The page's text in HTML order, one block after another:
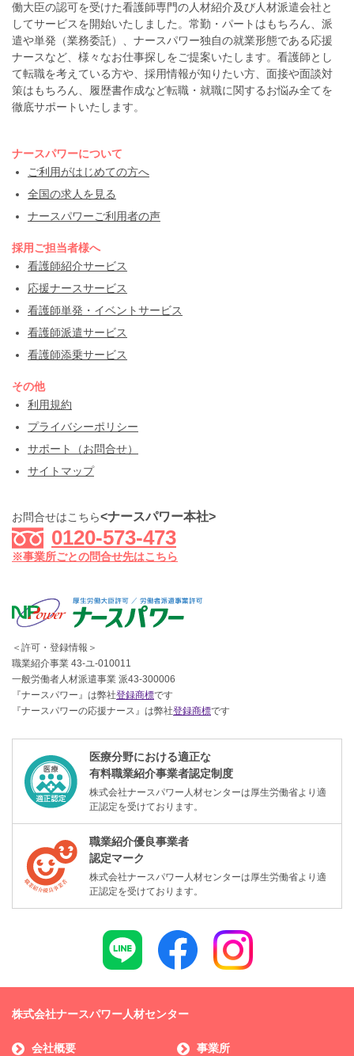
働大臣の認可を受けた看護師専門の人材紹介及び人材派遣会社と
してサービスを開始いたしました。常勤・パートはもちろん、派
遣や単発（業務委託）、ナースパワー独自の就業形態である応援
ナースなど、様々なお仕事探しをご提案いたします。看護師とし
て転職を考えている方や、採用情報が知りたい方、面接や面談対
策はもちろん、履歴書作成など転職・就職に関するお悩み全てを
徹底サポートいたします。
ナースパワーについて
ご利用がはじめての方へ
全国の求人を見る
ナースパワーご利用者の声
採用ご担当者様へ
看護師紹介サービス
応援ナースサービス
看護師単発・イベントサービス
看護師派遣サービス
看護師添乗サービス
その他
利用規約
プライバシーポリシー
サポート（お問合せ）
サイトマップ
お問合せはこちら<ナースパワー本社>
0120-573-473
※事業所ごとの問合せ先はこちら
＜許可・登録情報＞
職業紹介事業 43-ユ-010011
一般労働者人材派遣事業 派43-300006
『ナースパワー』は弊社登録商標です
『ナースパワーの応援ナース』は弊社登録商標です
医療分野における適正な
有料職業紹介事業者認定制度
株式会社ナースパワー人材センターは厚生労働省より適
正認定を受けております。
職業紹介優良事業者
認定マーク
株式会社ナースパワー人材センターは厚生労働省より適
正認定を受けております。
株式会社ナースパワー人材センター
会社概要 事業所